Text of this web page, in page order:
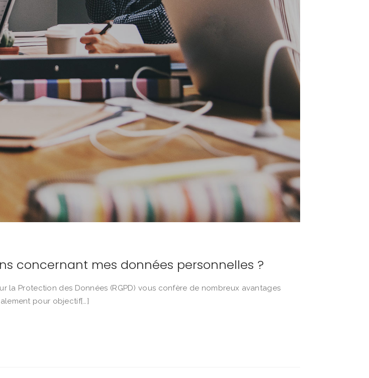
concernant mes données personnelles ?
la Protection des Données (RGPD) vous confère de nombreux avantages
pour objectif[…]